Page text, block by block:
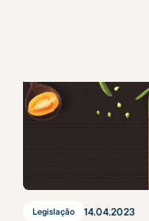
Legislação 14.04.2023